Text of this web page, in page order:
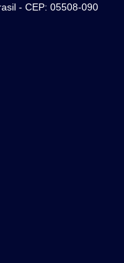
- CEP: 05508-090